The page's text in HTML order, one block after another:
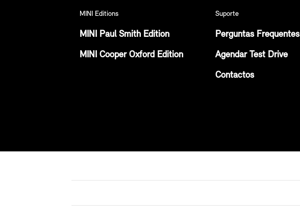
MINI Editions
MINI Paul Smith Edition
MINI Cooper Oxford Edition
Suporte
Perguntas Frequentes
Agendar Test Drive
Contactos